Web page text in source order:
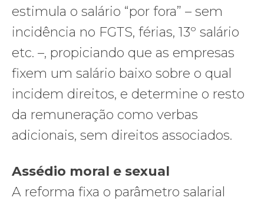
estimula o salário “por fora” – sem
incidência no FGTS, férias, 13º salário
etc. –, propiciando que as empresas
fixem um salário baixo sobre o qual
incidem direitos, e determine o resto
da remuneração como verbas
adicionais, sem direitos associados.
Assédio moral e sexual
A reforma fixa o parâmetro salarial